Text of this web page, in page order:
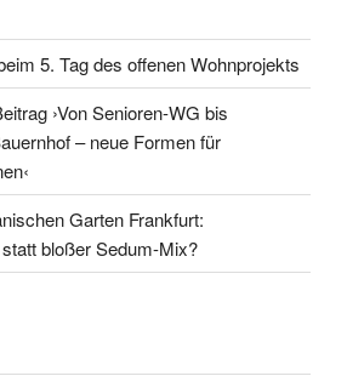
5. Tag des offenen Wohnprojekts
›Von Senioren-WG bis
– neue Formen für
Garten Frankfurt:
bloßer Sedum-Mix?